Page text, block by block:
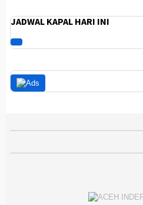
JADWAL KAPAL HARI INI